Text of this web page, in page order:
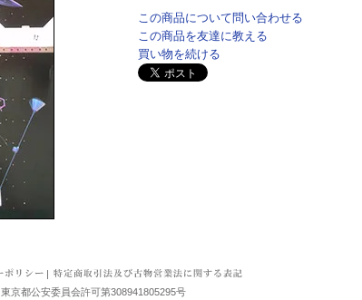
この商品について問い合わせる
この商品を友達に教える
買い物を続ける
|
東京都公安委員会許可第308941805295号